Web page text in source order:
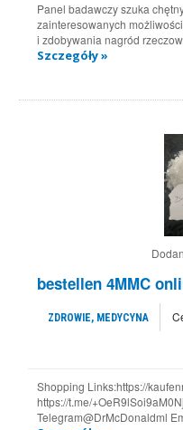
Panel badawczy szuka
zainteresowanych
i zdobywania nagród
Szczegóły »
bestellen 4MMC
ZDROWIE, MEDYCYNA
Shopping Links:https://
https://t.me/
Telegram@DrMcDonaldml